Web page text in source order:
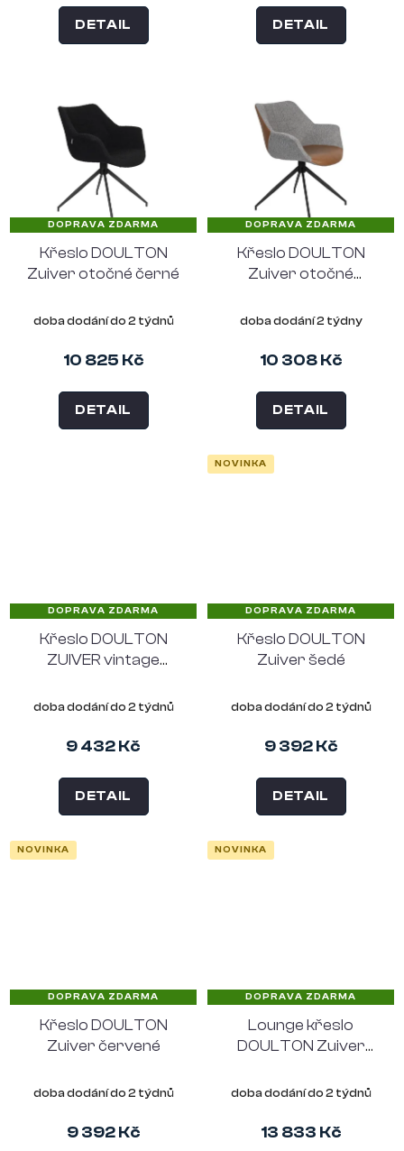
DETAIL DETAIL
DOPRAVA ZDARMA
Křeslo DOULTON
Zuiver otočné černé
doba dodání do 2 týdnů
10 825 Kč
DETAIL
DOPRAVA ZDARMA
Křeslo DOULTON
Zuiver otočné
doba dodání 2 týdny
10 308 Kč
DETAIL
DOPRAVA ZDARMA
Křeslo DOULTON
ZUIVER vintage
doba dodání do 2 týdnů
9 432 Kč
DETAIL
NOVINKA
DOPRAVA ZDARMA
Křeslo DOULTON
Zuiver šedé
doba dodání do 2 týdnů
9 392 Kč
DETAIL
NOVINKA
DOPRAVA ZDARMA
Křeslo DOULTON
Zuiver červené
doba dodání do 2 týdnů
9 392 Kč
NOVINKA
DOPRAVA ZDARMA
Lounge křeslo
DOULTON Zuiver
doba dodání do 2 týdnů
13 833 Kč